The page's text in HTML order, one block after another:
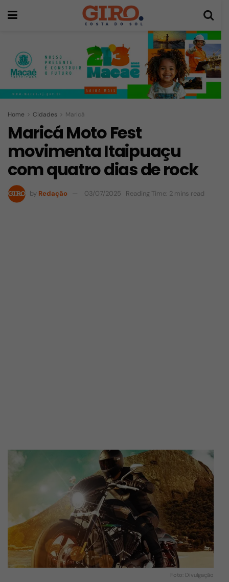
Home Cidades Maricá
Maricá Moto Fest
movimenta Itaipuaçu
com quatro dias de rock
by Redação 03/07/2025 Reading Time: 2 mins read
Foto: Divulgação